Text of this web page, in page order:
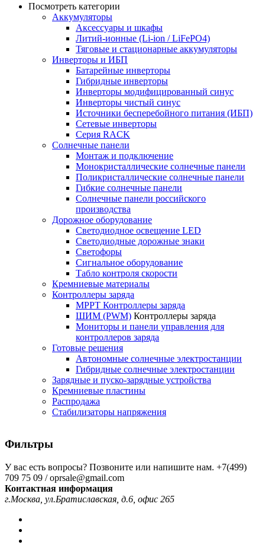
Посмотреть категории
Аккумуляторы
Аксессуары и шкафы
Литий-ионные (Li-ion / LiFePO4)
Тяговые и стационарные аккумуляторы
Инверторы и ИБП
Батарейные инверторы
Гибридные инверторы
Инверторы модифицированный синус
Инверторы чистый синус
Источники бесперебойного питания (ИБП)
Сетевые инверторы
Серия RACK
Солнечные панели
Монтаж и подключение
Монокристаллические солнечные панели
Поликристаллические солнечные панели
Гибкие солнечные панели
Солнечные панели российского
производства
Дорожное оборудование
Светодиодное освещение LED
Светодиодные дорожные знаки
Светофоры
Сигнальное оборудование
Табло контроля скорости
Кремниевые материалы
Контроллеры заряда
MPPT Контроллеры заряда
ШИМ (PWM) Контроллеры заряда
Мониторы и панели управления для
контроллеров заряда
Готовые решения
Автономные солнечные электростанции
Гибридные солнечные электростанции
Зарядные и пуско-зарядные устройства
Кремниевые пластины
Распродажа
Стабилизаторы напряжения
Фильтры
У вас есть вопросы? Позвоните или напишите нам. +7(499)
709 75 09 / oprsale@gmail.com
Контактная информация
г.Москва, ул.Братиславская, д.6, офис 265